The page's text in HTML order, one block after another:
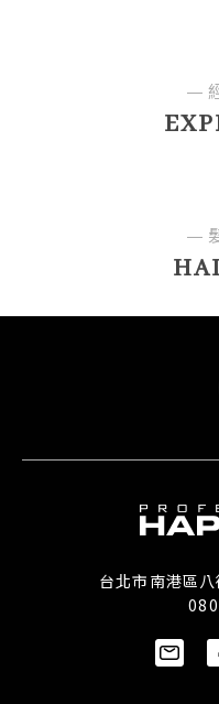
台北市南港區